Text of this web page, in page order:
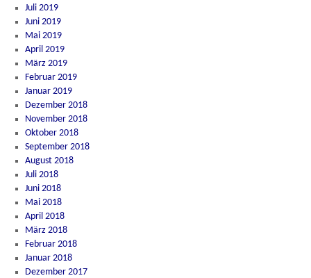
Juli 2019
Juni 2019
Mai 2019
April 2019
März 2019
Februar 2019
Januar 2019
Dezember 2018
November 2018
Oktober 2018
September 2018
August 2018
Juli 2018
Juni 2018
Mai 2018
April 2018
März 2018
Februar 2018
Januar 2018
Dezember 2017